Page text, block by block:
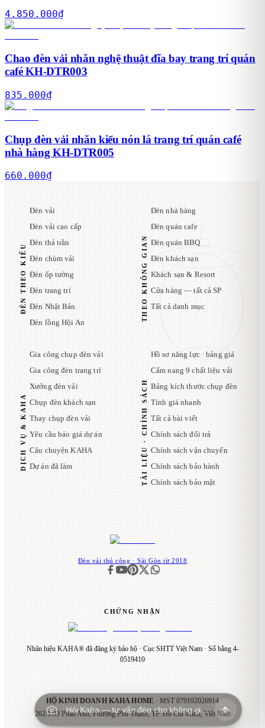
4.850.000₫
Chao đèn vải nhăn nghệ thuật đĩa bay trang trí quán
café KH-DTR003
835.000₫
Chụp đèn vải nhăn kiểu nón lá trang trí quán café
nhà hàng KH-DTR005
660.000₫
ĐÈN THEO KIỂU
Đèn vải
Đèn vải cao cấp
Đèn thả trần
Đèn chùm vải
Đèn ốp tường
Đèn trang trí
Đèn Nhật Bản
Đèn lồng Hội An
THEO KHÔNG GIAN
Đèn nhà hàng
Đèn quán cafe
Đèn quán BBQ
Đèn khách sạn
Khách sạn & Resort
Cửa hàng — tất cả SP
Tất cả danh mục
DỊCH VỤ & KAHA
Gia công chụp đèn vải
Gia công đèn trang trí
Xưởng đèn vải
Chụp đèn khách sạn
Thay chụp đèn vải
Yêu cầu báo giá dự án
Câu chuyện KAHA
Dự án đã làm
TÀI LIỆU · CHÍNH SÁCH
Hồ sơ năng lực · bảng giá
Cẩm nang 9 chất liệu vải
Bảng kích thước chụp đèn
Tính giá nhanh
Tất cả bài viết
Chính sách đổi trả
Chính sách vận chuyển
Chính sách bảo hành
Chính sách bảo mật
Đèn vải thủ công · Sài Gòn từ 2018
CHỨNG NHẬN
Nhãn hiệu KAHA® đã đăng ký bảo hộ · Cục SHTT Việt Nam · Số bằng 4-
0519410
HỘ KINH DOANH KAHA HOME· MST 079192026914
262/1/93 Phan Anh, Phường Phú Thạnh, TP. Hồ Chí Minh, Việt Nam
Hỏi Kaha — tư vấn đèn cho không gian…